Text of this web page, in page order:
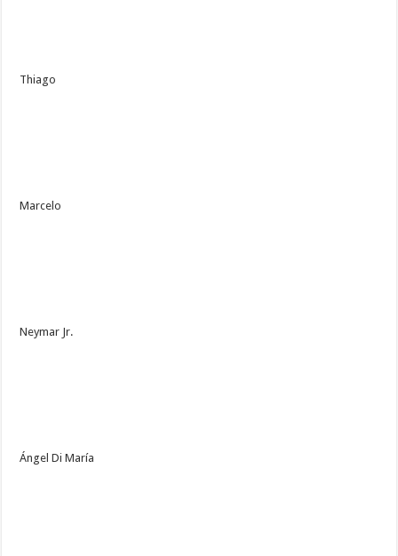
Thiago
Marcelo
Neymar Jr.
Ángel Di María